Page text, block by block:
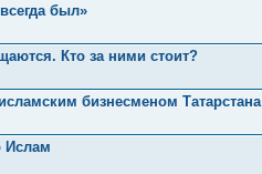
был»
Кто за ними стоит?
бизнесменом Татарстана
Ислам